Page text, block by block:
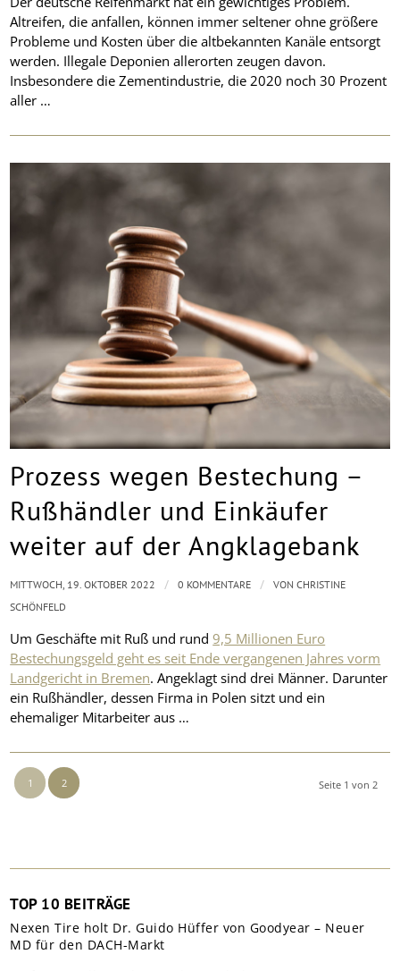
Altreifen, die anfallen, können immer seltener ohne größere
Probleme und Kosten über die altbekannten Kanäle entsorgt
werden. Illegale Deponien allerorten zeugen davon.
Insbesondere die Zementindustrie, die 2020 noch 30 Prozent
aller …
Prozess wegen Bestechung –
Rußhändler und Einkäufer
weiter auf der Angklagebank
Um Geschäfte mit Ruß und rund9,5 Millionen Euro
Bestechungsgeld geht es seit Ende vergangenen Jahres vorm
Landgericht in Bremen. Angeklagt sind drei Männer. Darunter
ein Rußhändler, dessen Firma in Polen sitzt und ein
ehemaliger Mitarbeiter aus …
MITTWOCH, 19. OKTOBER 2022 / 0 KOMMENTARE / VONCHRISTINE
SCHÖNFELD
Seite 1 von 2
1 2
TOP 10 BEITRÄGE
Nexen Tire holt Dr. Guido Hüffer von Goodyear – Neuer
MD für den DACH-Markt